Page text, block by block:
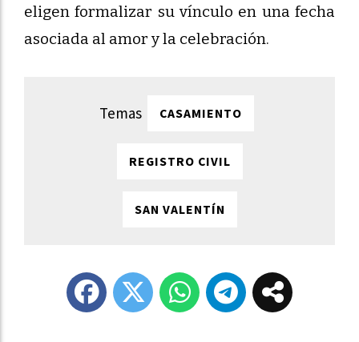
eligen formalizar su vínculo en una fecha
asociada al amor y la celebración.
CASAMIENTO
REGISTRO CIVIL
SAN VALENTÍN